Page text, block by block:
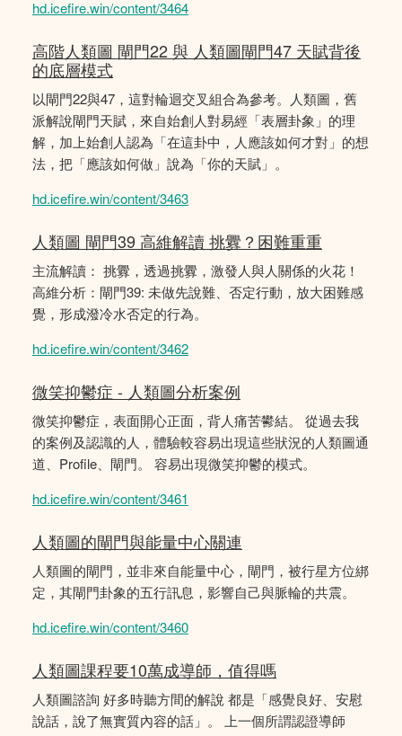
hd.icefire.win/content/3464
高階人類圖 閘門22 與 人類圖閘門47 天賦背後
的底層模式
以閘門22與47，這對輪迴交叉組合為參考。人類圖，舊
派解說閘門天賦，來自始創人對易經「表層卦象」的理
解，加上始創人認為「在這卦中，人應該如何才對」的想
法，把「應該如何做」說為「你的天賦」。
hd.icefire.win/content/3463
人類圖 閘門39 高維解讀 挑釁？困難重重
主流解讀： 挑釁，透過挑釁，激發人與人關係的火花！
高維分析：閘門39: 未做先說難、否定行動，放大困難感
覺，形成潑冷水否定的行為。
hd.icefire.win/content/3462
微笑抑鬱症 - 人類圖分析案例
微笑抑鬱症，表面開心正面，背人痛苦鬰結。 從過去我
的案例及認識的人，體驗較容易出現這些狀況的人類圖通
道、Profile、閘門。 容易出現微笑抑鬱的模式。
hd.icefire.win/content/3461
人類圖的閘門與能量中心關連
人類圖的閘門，並非來自能量中心，閘門，被行星方位綁
定，其閘門卦象的五行訊息，影響自己與脈輪的共震。
hd.icefire.win/content/3460
人類圖課程要10萬成導師，值得嗎
人類圖諮詢 好多時聽方間的解說 都是「感覺良好、安慰
說話，說了無實質內容的話」。 上一個所謂認證導師